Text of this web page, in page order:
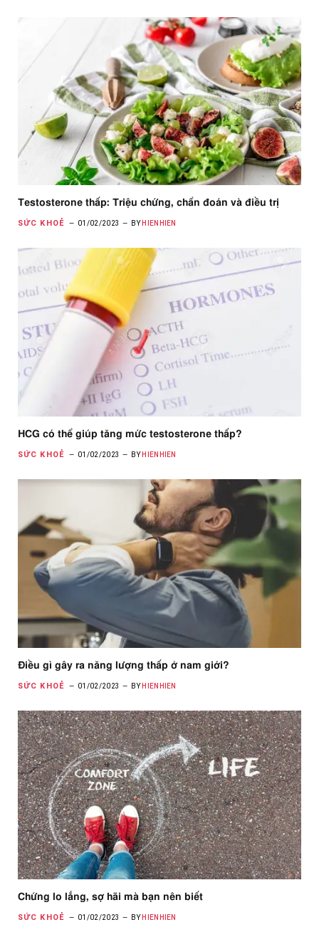
Testosterone thấp: Triệu chứng, chẩn đoán và điều trị
SỨC KHOẺ 01/02/2023 BY HIENHIEN
HCG có thể giúp tăng mức testosterone thấp?
SỨC KHOẺ 01/02/2023 BY HIENHIEN
Điều gì gây ra năng lượng thấp ở nam giới?
SỨC KHOẺ 01/02/2023 BY HIENHIEN
Chứng lo lắng, sợ hãi mà bạn nên biết
SỨC KHOẺ 01/02/2023 BY HIENHIEN